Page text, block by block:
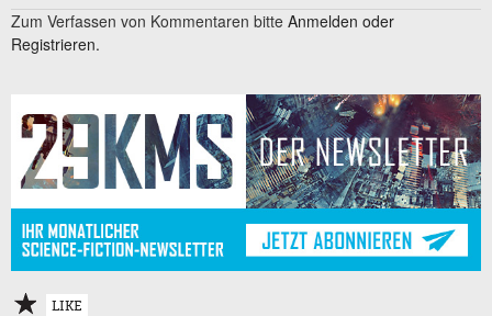
Zum Verfassen von Kommentaren bitte Anmelden oder
Registrieren.
LIKE